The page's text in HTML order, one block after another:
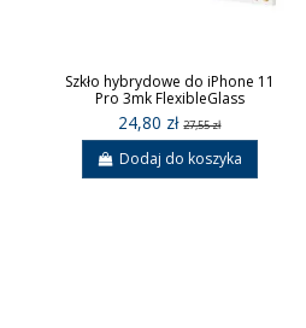
Szkło hybrydowe do iPhone 11
Pro 3mk FlexibleGlass
24,80 zł27,55 zł
Dodaj do koszyka